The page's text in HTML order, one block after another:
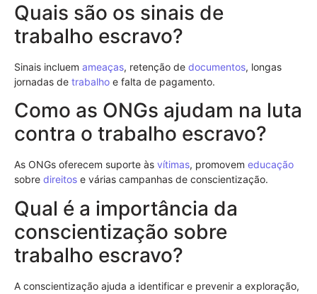
Quais são os sinais de
trabalho escravo?
Sinais incluem ameaças, retenção de documentos, longas
jornadas de trabalho e falta de pagamento.
Como as ONGs ajudam na luta
contra o trabalho escravo?
As ONGs oferecem suporte às vítimas, promovem educação
sobre direitos e várias campanhas de conscientização.
Qual é a importância da
conscientização sobre
trabalho escravo?
A conscientização ajuda a identificar e prevenir a exploração,